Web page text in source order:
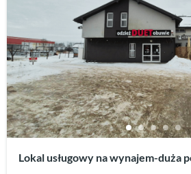
Lokal usługowy na wynajem-duża